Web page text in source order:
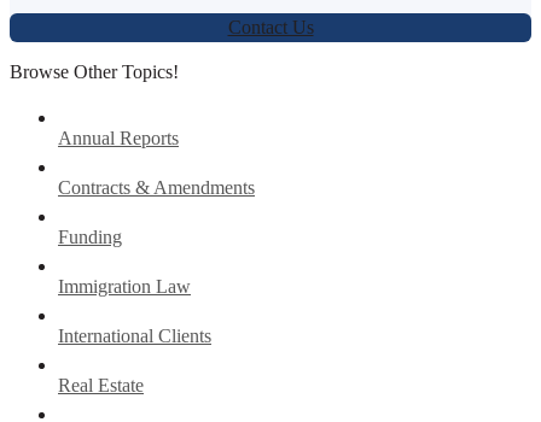
Contact Us
Browse Other Topics!
Annual Reports
Contracts & Amendments
Funding
Immigration Law
International Clients
Real Estate